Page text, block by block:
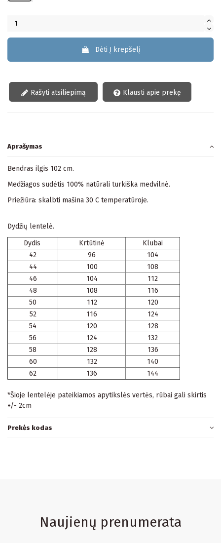
Dėti Į krepšelį
Rašyti atsiliepimą Klausti apie prekę
Aprašymas
Bendras ilgis 102 cm.
Medžiagos sudėtis 100% natūrali turkiška medvilnė.
Priežiūra: skalbti mašina 30 C temperatūroje.
Dydžių lentelė.
Dydis Krtūtinė
Klubai
42
96
104
44
100
108
46
104
112
48
108
116
50
112
120
52
116
124
54
120
128
56
124
132
58
128
136
60
132
140
62
136 144
*Šioje lentelėje pateikiamos apytikslės vertės, rūbai gali skirtis
+/- 2cm
Prekės kodas
Naujienų prenumerata